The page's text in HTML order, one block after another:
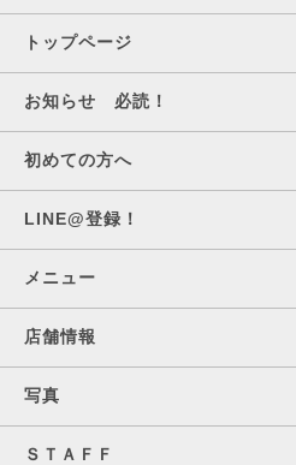
トップページ
お知らせ 必読！
初めての方へ
LINE@登録！
メニュー
店舗情報
写真
ＳＴＡＦＦ